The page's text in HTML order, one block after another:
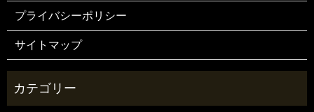
プライバシーポリシー
サイトマップ